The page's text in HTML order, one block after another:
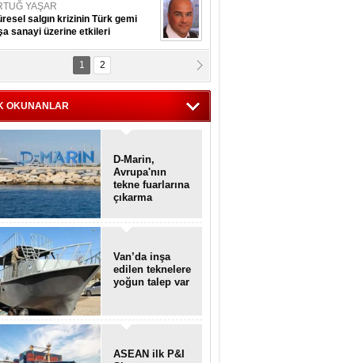
YAŞAR
salgın krizinin Türk gemi
sanayi üzerine etkileri
MESUT AZMİ GÖKSOY
1 2
OKUNANLAR
D-Marin,
Avrupa'nın
tekne fuarlarına
çıkarma
Van’da inşa
edilen teknelere
yoğun talep var
ASEAN ilk P&I